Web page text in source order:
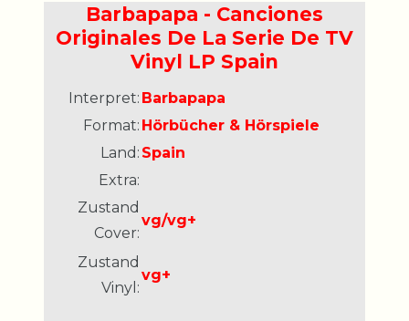
Barbapapa - Canciones
Originales De La Serie De TV
Vinyl LP Spain
Interpret: Barbapapa
Format: Hörbücher & Hörspiele
Land: Spain
Extra:
Zustand
Cover:
vg/vg+
Zustand
Vinyl:
vg+